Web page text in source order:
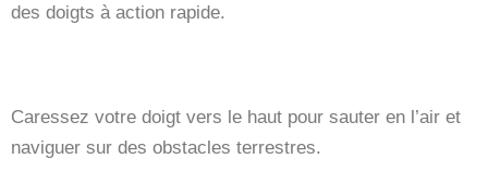
des doigts à action rapide.
Caressez votre doigt vers le haut pour sauter en l’air et
naviguer sur des obstacles terrestres.